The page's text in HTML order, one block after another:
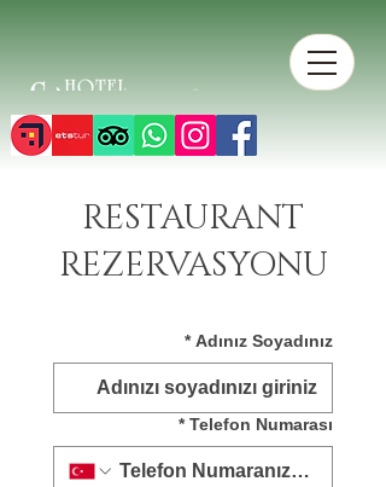
RESTAURANT
REZERVASYONU
Adınız Soyadınız
*
Telefon Numarası
*